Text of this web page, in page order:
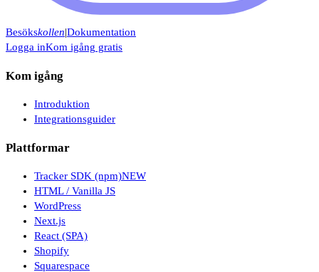
Besökskollen|Dokumentation
Logga inKom igång gratis
Kom igång
Introduktion
Integrationsguider
Plattformar
Tracker SDK (npm)NEW
HTML / Vanilla JS
WordPress
Next.js
React (SPA)
Shopify
Squarespace